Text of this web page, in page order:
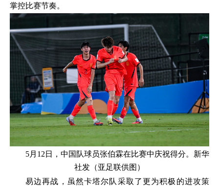
掌控比赛节奏。
5月12日，中国队球员张伯霖在比赛中庆祝得分。新华
社发（亚足联供图）
易边再战，虽然卡塔尔队采取了更为积极的进攻策